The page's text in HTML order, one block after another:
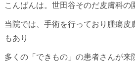
こんばんは。世田谷そのだ皮膚科の
当院では、手術を行っており腫瘍皮
もあり
多くの「できもの」の患者さんが来